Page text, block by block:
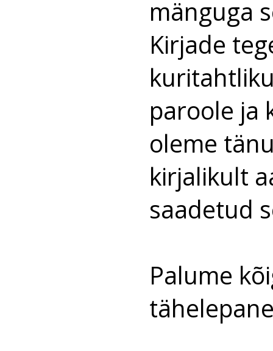
mänguga
Kirjade
paroole ja
oleme
kirjalikult
saadetud
Palume